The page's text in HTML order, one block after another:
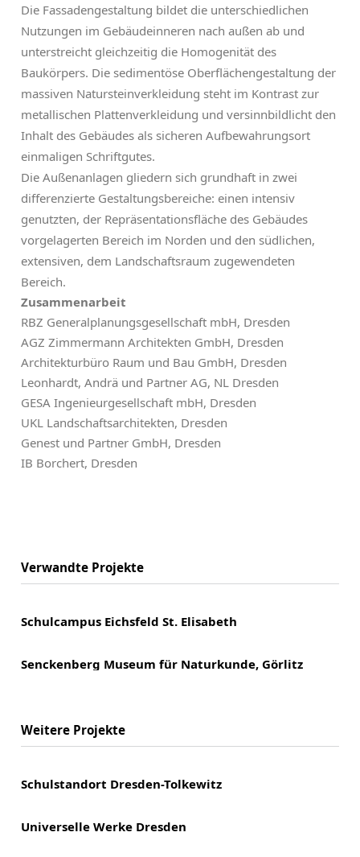
Die Fassadengestaltung bildet die unterschiedlichen
Nutzungen im Gebäudeinneren nach außen ab und
unterstreicht gleichzeitig die Homogenität des
Baukörpers. Die sedimentöse Oberflächengestaltung der
massiven Natursteinverkleidung steht im Kontrast zur
metallischen Plattenverkleidung und versinnbildlicht den
Inhalt des Gebäudes als sicheren Aufbewahrungsort
einmaligen Schriftgutes.
Die Außenanlagen gliedern sich grundhaft in zwei
differenzierte Gestaltungsbereiche: einen intensiv
genutzten, der Repräsentationsfläche des Gebäudes
vorgelagerten Bereich im Norden und den südlichen,
extensiven, dem Landschaftsraum zugewendeten
Bereich.
Zusammenarbeit
RBZ Generalplanungsgesellschaft mbH, Dresden
AGZ Zimmermann Architekten GmbH, Dresden
Architekturbüro Raum und Bau GmbH, Dresden
Leonhardt, Andrä und Partner AG, NL Dresden
GESA Ingenieurgesellschaft mbH, Dresden
UKL Landschaftsarchitekten, Dresden
Genest und Partner GmbH, Dresden
IB Borchert, Dresden
Verwandte Projekte
Schulcampus Eichsfeld St. Elisabeth
Senckenberg Museum für Naturkunde, Görlitz
Weitere Projekte
Schulstandort Dresden-Tolkewitz
Universelle Werke Dresden